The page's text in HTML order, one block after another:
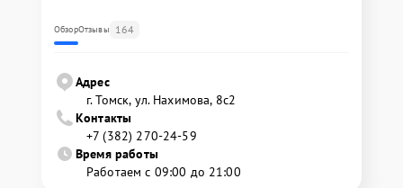
ОбзорОтзывы 164
Адрес
г. Томск, ул. Нахимова, 8с2
Контакты
+7 (382) 270-24-59
Время работы
Работаем с 09:00 до 21:00